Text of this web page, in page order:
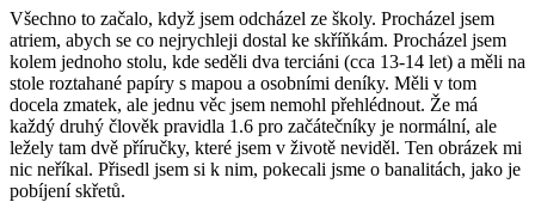
Všechno to začalo, když jsem odcházel ze školy. Procházel jsem
atriem, abych se co nejrychleji dostal ke skříňkám. Procházel jsem
kolem jednoho stolu, kde seděli dva terciáni (cca 13-14 let) a měli na
stole roztahané papíry s mapou a osobními deníky. Měli v tom
docela zmatek, ale jednu věc jsem nemohl přehlédnout. Že má
každý druhý člověk pravidla 1.6 pro začátečníky je normální, ale
ležely tam dvě příručky, které jsem v životě neviděl. Ten obrázek mi
nic neříkal. Přisedl jsem si k nim, pokecali jsme o banalitách, jako je
pobíjení skřetů.